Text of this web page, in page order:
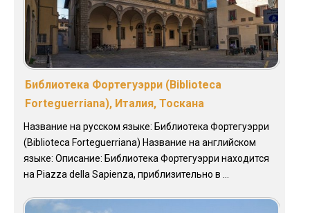
Библиотека Фортегуэрри (Biblioteca
Forteguerriana), Италия, Тоскана
Название на русском языке: Библиотека Фортегуэрри
(Biblioteca Forteguerriana) Название на английском
языке: Описание: Библиотека Фортегуэрри находится
на Piazza della Sapienza, приблизительно в ...